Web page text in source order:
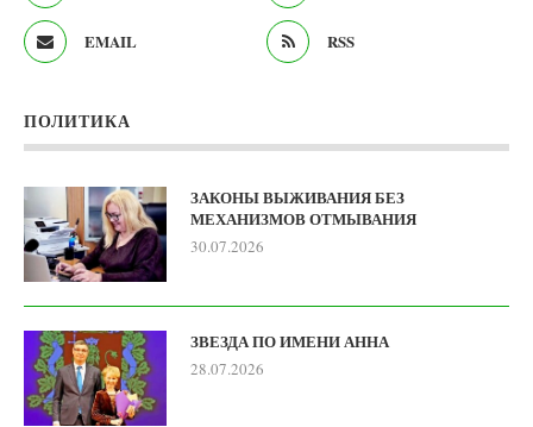
EMAIL RSS
ПОЛИТИКА
ЗАКОНЫ ВЫЖИВАНИЯ БЕЗ
МЕХАНИЗМОВ ОТМЫВАНИЯ
30.07.2026
ЗВЕЗДА ПО ИМЕНИ АННА
28.07.2026